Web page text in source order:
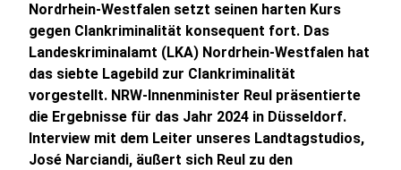
Nordrhein-Westfalen setzt seinen harten Kurs
gegen Clankriminalität konsequent fort. Das
Landeskriminalamt (LKA) Nordrhein-Westfalen hat
das siebte Lagebild zur Clankriminalität
vorgestellt. NRW-Innenminister Reul präsentierte
die Ergebnisse für das Jahr 2024 in Düsseldorf.
Interview mit dem Leiter unseres Landtagstudios,
José Narciandi, äußert sich Reul zu den